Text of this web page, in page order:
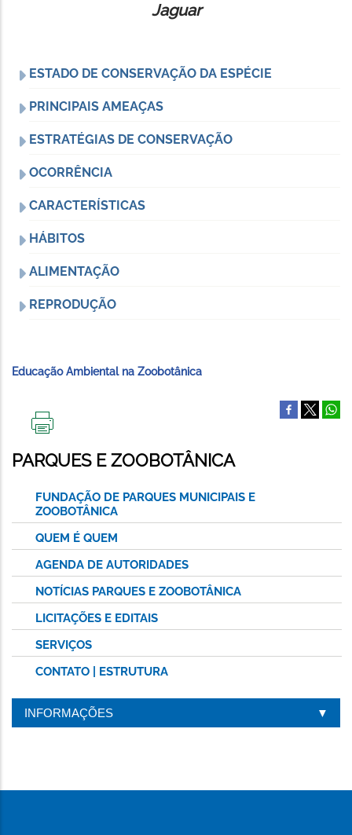
Jaguar
ESTADO DE CONSERVAÇÃO DA ESPÉCIE
PRINCIPAIS AMEAÇAS
ESTRATÉGIAS DE CONSERVAÇÃO
OCORRÊNCIA
CARACTERÍSTICAS
HÁBITOS
ALIMENTAÇÃO
REPRODUÇÃO
Educação Ambiental na Zoobotânica
ESTA
PÁGINA
PARQUES E ZOOBOTÂNICA
FUNDAÇÃO DE PARQUES MUNICIPAIS E
ZOOBOTÂNICA
QUEM É QUEM
AGENDA DE AUTORIDADES
NOTÍCIAS PARQUES E ZOOBOTÂNICA
LICITAÇÕES E EDITAIS
SERVIÇOS
CONTATO | ESTRUTURA
INFORMAÇÕES